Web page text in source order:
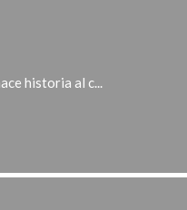
historia al c...